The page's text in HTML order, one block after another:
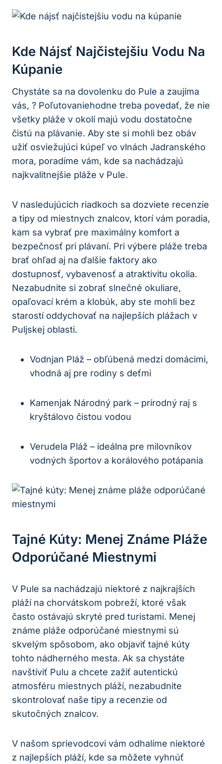
Kde Nájsť Najčistejšiu Vodu Na
Kúpanie
Chystáte sa na dovolenku do Pule a zaujíma
vás, ? Poľutovaniehodne treba povedať, že nie
všetky pláže v okolí majú vodu dostatočne
čistú na plávanie. Aby ste si mohli bez obáv
užiť osviežujúci kúpeľ vo vlnách Jadranského
mora, poradíme vám, kde sa nachádzajú
najkvalitnejšie pláže v Pule.
V nasledujúcich riadkoch sa dozviete recenzie
a tipy od miestnych znalcov, ktorí vám poradia,
kam sa vybrať pre maximálny komfort a
bezpečnosť pri plávaní. Pri výbere pláže treba
brať ohľad aj na ďalšie faktory ako
dostupnosť, vybavenosť a atraktivitu okolia.
Nezabudnite si zobrať slnečné okuliare,
opaľovací krém a klobúk, aby ste mohli bez
starostí oddychovať na najlepších plážach v
Puljskej oblasti.
Vodnjan Pláž – obľúbená medzi domácimi,
vhodná aj pre rodiny s deťmi
Kamenjak Národný park – prírodný raj s
kryštálovo čistou vodou
Verudela Pláž – ideálna pre milovníkov
vodných športov a korálového potápania
Tajné Kúty: Menej Známe Pláže
Odporúčané Miestnymi
V Pule sa nachádzajú niektoré z najkrajších
pláží na chorvátskom pobreží, ktoré však
často ostávajú skryté pred turistami. Menej
známe pláže odporúčané miestnymi sú
skvelým spôsobom, ako objaviť tajné kúty
tohto nádherného mesta. Ak sa chystáte
navštíviť Pulu a chcete zažiť autentickú
atmosféru miestnych pláží, nezabudnite
skontrolovať naše tipy a recenzie od
skutočných znalcov.
V našom sprievodcovi vám odhalíme niektoré
z najlepších pláží, kde sa môžete vyhnúť